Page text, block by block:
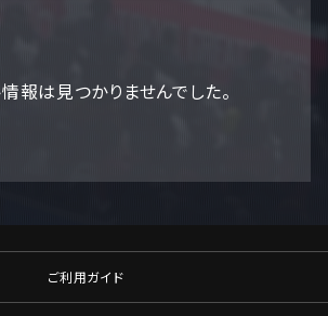
報は見つかりませんでした。
ご利用ガイド